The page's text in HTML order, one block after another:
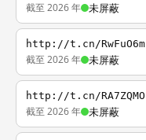
截至 2026 年 未屏蔽
http://t.cn/RwFuO6m
截至 2026 年 未屏蔽
http://t.cn/RA7ZQMO
截至 2026 年 未屏蔽